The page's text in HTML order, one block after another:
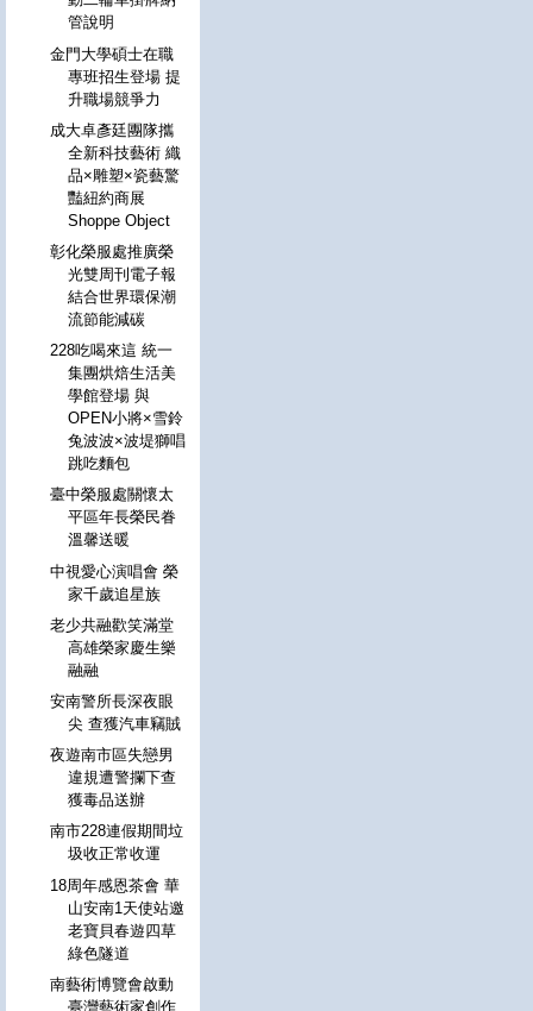
管說明
金門大學碩士在職
專班招生登場 提
升職場競爭力
成大卓彥廷團隊攜
全新科技藝術 織
品×雕塑×瓷藝驚
豔紐約商展
Shoppe Object
彰化榮服處推廣榮
光雙周刊電子報
結合世界環保潮
流節能減碳
228吃喝來這 統一
集團烘焙生活美
學館登場 與
OPEN小將×雪鈴
兔波波×波堤獅唱
跳吃麵包
臺中榮服處關懷太
平區年長榮民眷
溫馨送暖
中視愛心演唱會 榮
家千歲追星族
老少共融歡笑滿堂
高雄榮家慶生樂
融融
安南警所長深夜眼
尖 查獲汽車竊賊
夜遊南市區失戀男
違規遭警攔下查
獲毒品送辦
南市228連假期間垃
圾收正常收運
18周年感恩茶會 華
山安南1天使站邀
老寶貝春遊四草
綠色隧道
南藝術博覽會啟動
臺灣藝術家創作